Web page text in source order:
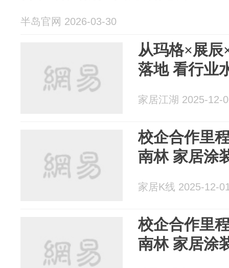
半岛官网 2026-03-30
从玛格×展辰
落地 看行业
家居江湖 2025-12-
校企合作里
南林 家居涂
家居K线 2025-12-
校企合作里
南林 家居涂